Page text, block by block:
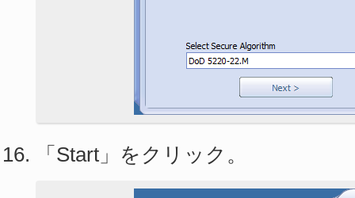
「Start」をクリック。